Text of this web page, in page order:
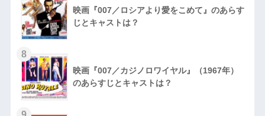
映画『007／ロシアより愛をこめて』のあらす
じとキャストは？
8
映画『007／カジノロワイヤル』（1967年）
のあらすじとキャストは？